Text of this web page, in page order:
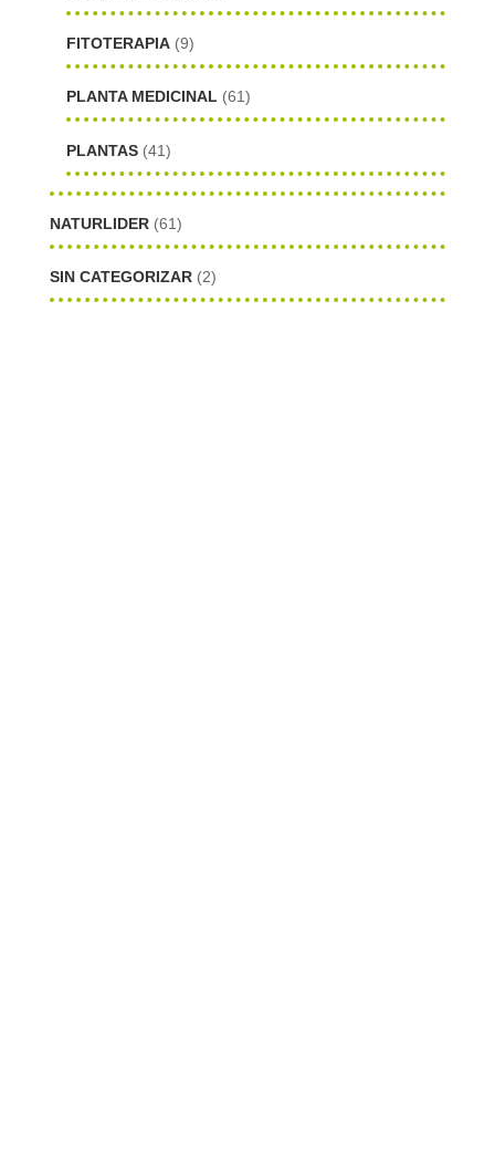
FITOTERAPIA (9)
PLANTA MEDICINAL (61)
PLANTAS (41)
NATURLIDER (61)
SIN CATEGORIZAR (2)